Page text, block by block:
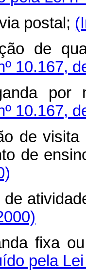
postal;
de
10.167,
por
10.167,
de visita
de
fixa
pela